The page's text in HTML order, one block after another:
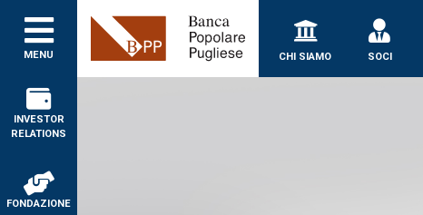
MENU
Banca Popolare Pugliese
CHI SIAMO SOCI
INVESTOR
RELATIONS
FONDAZIONE